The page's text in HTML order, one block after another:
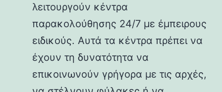
λειτουργούν κέντρα
παρακολούθησης 24/7 με έμπειρους
ειδικούς. Αυτά τα κέντρα πρέπει να
έχουν τη δυνατότητα να
επικοινωνούν γρήγορα με τις αρχές,